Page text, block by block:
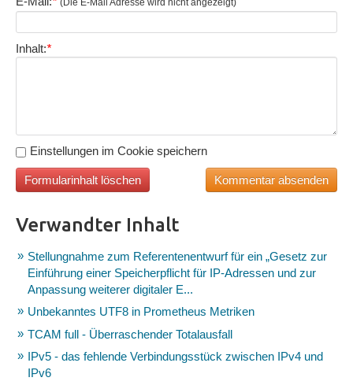
(Die E-Mail Adresse wird nicht angezeigt)
Inhalt:*
Einstellungen im Cookie speichern
Verwandter Inhalt
Stellungnahme zum Referentenentwurf für ein „Gesetz zur
Einführung einer Speicherpflicht für IP-Adressen und zur
Anpassung weiterer digitaler E...
Unbekanntes UTF8 in Prometheus Metriken
TCAM full - Überraschender Totalausfall
IPv5 - das fehlende Verbindungsstück zwischen IPv4 und
IPv6